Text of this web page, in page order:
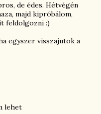
de édes. Hétvégén
majd kipróbálom,
feldolgozni :)
egyszer visszajutok a
lehet